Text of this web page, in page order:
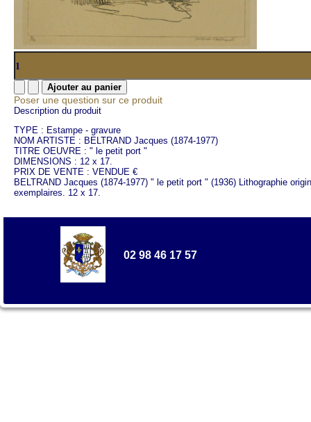
Poser une question sur ce produit
Description du produit
TYPE : Estampe - gravure
NOM ARTISTE : BELTRAND Jacques (1874-1977)
TITRE OEUVRE : " le petit port "
DIMENSIONS : 12 x 17.
PRIX DE VENTE : VENDUE €
BELTRAND Jacques (1874-1977) " le petit port " (1936) Lithographie
exemplaires. 12 x 17.
02 98 46 17 57